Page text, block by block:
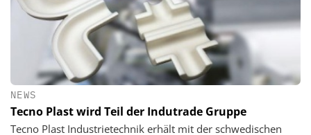
NEWS
Tecno Plast wird Teil der Indutrade Gruppe
Tecno Plast Industrietechnik erhält mit der schwedischen